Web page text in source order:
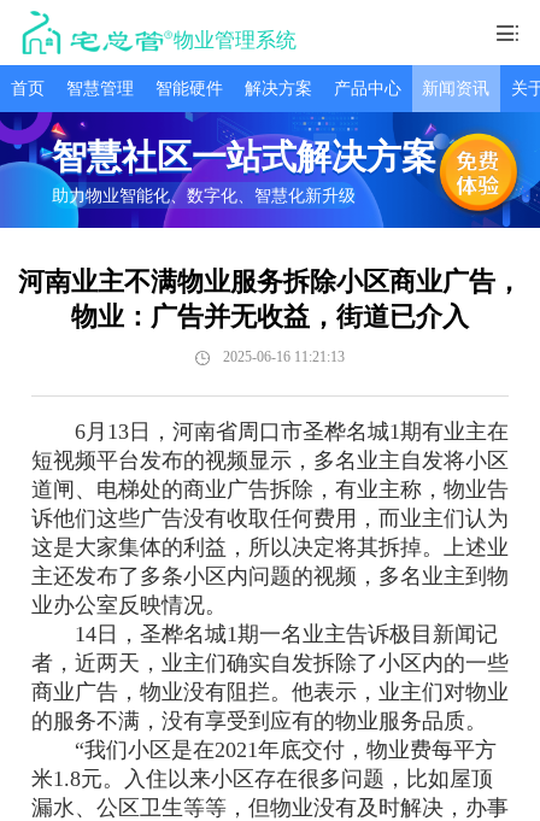
物业管理系统
首页 智慧管理 智能硬件 解决方案 产品中心 新闻资讯 关
智慧社区一站式解决方案
助力物业智能化、数字化、智慧化新升级
河南业主不满物业服务拆除小区商业广告，
物业：广告并无收益，街道已介入
2025-06-16 11:21:13
6月13日，河南省周口市圣桦名城1期有业主在
短视频平台发布的视频显示，多名业主自发将小区
道闸、电梯处的商业广告拆除，有业主称，物业告
诉他们这些广告没有收取任何费用，而业主们认为
这是大家集体的利益，所以决定将其拆掉。上述业
主还发布了多条小区内问题的视频，多名业主到物
业办公室反映情况。
14日，圣桦名城1期一名业主告诉极目新闻记
者，近两天，业主们确实自发拆除了小区内的一些
商业广告，物业没有阻拦。他表示，业主们对物业
的服务不满，没有享受到应有的物业服务品质。
“我们小区是在2021年底交付，物业费每平方
米1.8元。入住以来小区存在很多问题，比如屋顶
漏水、公区卫生等等，但物业没有及时解决，办事